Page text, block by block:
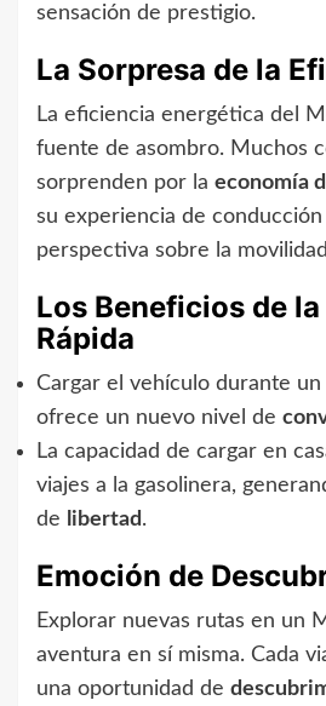
sensación de prestigio.
La Sorpresa de la
La eficiencia energética del
fuente de asombro. Muchos
sorprenden por la economía
su experiencia de conducción
perspectiva sobre la
Los Beneficios de la
Rápida
Cargar el vehículo durante
ofrece un nuevo nivel de
La capacidad de cargar en
viajes a la gasolinera,
de
libertad.
Emoción de
Explorar nuevas rutas en un
aventura en sí misma. Cada
una oportunidad de